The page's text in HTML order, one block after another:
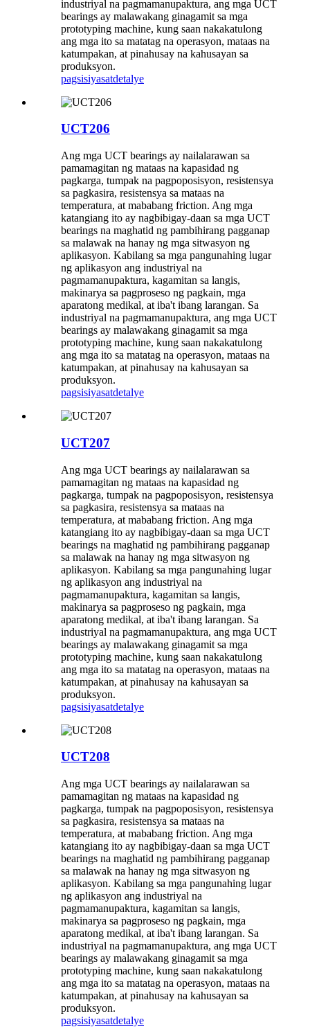
industriyal na pagmamanupaktura, ang mga UCT
bearings ay malawakang ginagamit sa mga
prototyping machine, kung saan nakakatulong
ang mga ito sa matatag na operasyon, mataas na
katumpakan, at pinahusay na kahusayan sa
produksyon.
pagsisiyasatdetalye
UCT206
Ang mga UCT bearings ay nailalarawan sa
pamamagitan ng mataas na kapasidad ng
pagkarga, tumpak na pagpoposisyon, resistensya
sa pagkasira, resistensya sa mataas na
temperatura, at mababang friction. Ang mga
katangiang ito ay nagbibigay-daan sa mga UCT
bearings na maghatid ng pambihirang pagganap
sa malawak na hanay ng mga sitwasyon ng
aplikasyon. Kabilang sa mga pangunahing lugar
ng aplikasyon ang industriyal na
pagmamanupaktura, kagamitan sa langis,
makinarya sa pagproseso ng pagkain, mga
aparatong medikal, at iba't ibang larangan. Sa
industriyal na pagmamanupaktura, ang mga UCT
bearings ay malawakang ginagamit sa mga
prototyping machine, kung saan nakakatulong
ang mga ito sa matatag na operasyon, mataas na
katumpakan, at pinahusay na kahusayan sa
produksyon.
pagsisiyasatdetalye
UCT207
Ang mga UCT bearings ay nailalarawan sa
pamamagitan ng mataas na kapasidad ng
pagkarga, tumpak na pagpoposisyon, resistensya
sa pagkasira, resistensya sa mataas na
temperatura, at mababang friction. Ang mga
katangiang ito ay nagbibigay-daan sa mga UCT
bearings na maghatid ng pambihirang pagganap
sa malawak na hanay ng mga sitwasyon ng
aplikasyon. Kabilang sa mga pangunahing lugar
ng aplikasyon ang industriyal na
pagmamanupaktura, kagamitan sa langis,
makinarya sa pagproseso ng pagkain, mga
aparatong medikal, at iba't ibang larangan. Sa
industriyal na pagmamanupaktura, ang mga UCT
bearings ay malawakang ginagamit sa mga
prototyping machine, kung saan nakakatulong
ang mga ito sa matatag na operasyon, mataas na
katumpakan, at pinahusay na kahusayan sa
produksyon.
pagsisiyasatdetalye
UCT208
Ang mga UCT bearings ay nailalarawan sa
pamamagitan ng mataas na kapasidad ng
pagkarga, tumpak na pagpoposisyon, resistensya
sa pagkasira, resistensya sa mataas na
temperatura, at mababang friction. Ang mga
katangiang ito ay nagbibigay-daan sa mga UCT
bearings na maghatid ng pambihirang pagganap
sa malawak na hanay ng mga sitwasyon ng
aplikasyon. Kabilang sa mga pangunahing lugar
ng aplikasyon ang industriyal na
pagmamanupaktura, kagamitan sa langis,
makinarya sa pagproseso ng pagkain, mga
aparatong medikal, at iba't ibang larangan. Sa
industriyal na pagmamanupaktura, ang mga UCT
bearings ay malawakang ginagamit sa mga
prototyping machine, kung saan nakakatulong
ang mga ito sa matatag na operasyon, mataas na
katumpakan, at pinahusay na kahusayan sa
produksyon.
pagsisiyasatdetalye